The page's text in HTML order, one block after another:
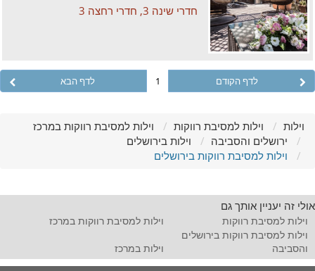
חדרי שינה 3, חדרי רחצה 3
לדף הקודם 1 לדף הבא
וילות וילות למסיבת רווקות
וילות למסיבת רווקות במרכז
ירושלים והסביבה
וילות בירושלים
וילות למסיבת רווקות בירושלים
אולי זה יעניין אותך גם
וילות למסיבת רווקות
וילות למסיבת רווקות במרכז
וילות למסיבת רווקות בירושלים
והסביבה
וילות במרכז